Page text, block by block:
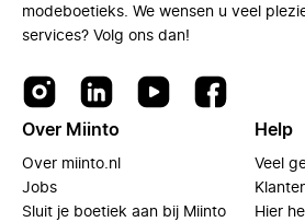
modeboetieks. We wensen u veel
services? Volg ons dan!
Over Miinto
Over miinto.nl
Jobs
Sluit je boetiek aan bij Miinto
Help
Veel
Hier